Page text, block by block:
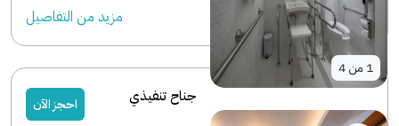
1 من4
مزید من التفاصیل
جناح تنفيذي احجز الآن